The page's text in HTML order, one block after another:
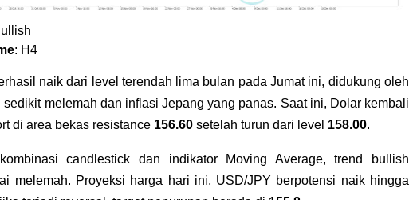
: H4
naik dari level terendah lima bulan pada Jumat ini, didukung oleh
sedikit melemah dan inflasi Jepang yang panas. Saat ini, Dolar kembali
di area bekas resistance 156.60 setelah turun dari level 158.00.
candlestick dan indikator Moving Average, trend bullish
melemah. Proyeksi harga hari ini, USD/JPY berpotensi naik hingga